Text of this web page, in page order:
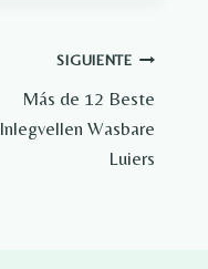
SIGUIENTE
Más de 12 Beste
Inlegvellen Wasbare
Luiers